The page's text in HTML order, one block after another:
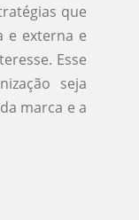
que
e externa e
Esse
seja
marca e a